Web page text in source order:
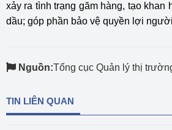
xảy ra tình trạng găm hàng, tạo khan
dầu; góp phần bảo vệ quyền lợi
Nguồn:Tổng cục Quản lý thị
TIN LIÊN QUAN